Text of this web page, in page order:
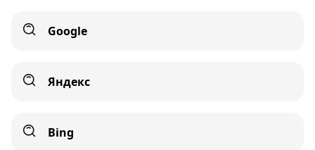
Google
Яндекс
Bing